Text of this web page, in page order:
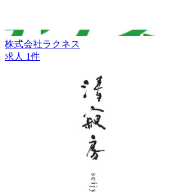
株式会社ラクネス
求人 1件